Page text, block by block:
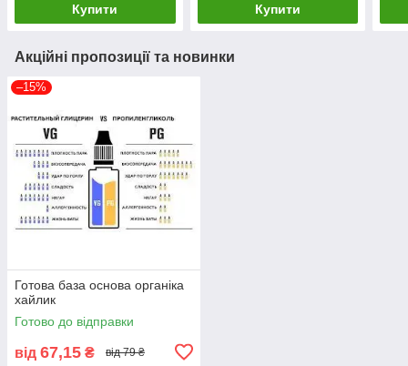
Купити Купити
Акційні пропозиції та новинки
–15%
Готова база основа органіка
хайлик
Готово до відправки
від 67,15 ₴ від 79 ₴